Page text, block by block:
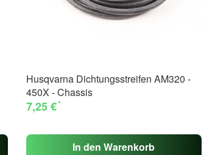
Husqvarna Dichtungsstreifen AM320 -
450X - Chassis
7,25 €*
In den Warenkorb